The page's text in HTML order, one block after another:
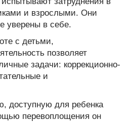
и взрослыми. Они
уверены в себе.
с детьми,
позволяет
задачи: коррекционно-
и
доступную для ребенка
перевоплощения он